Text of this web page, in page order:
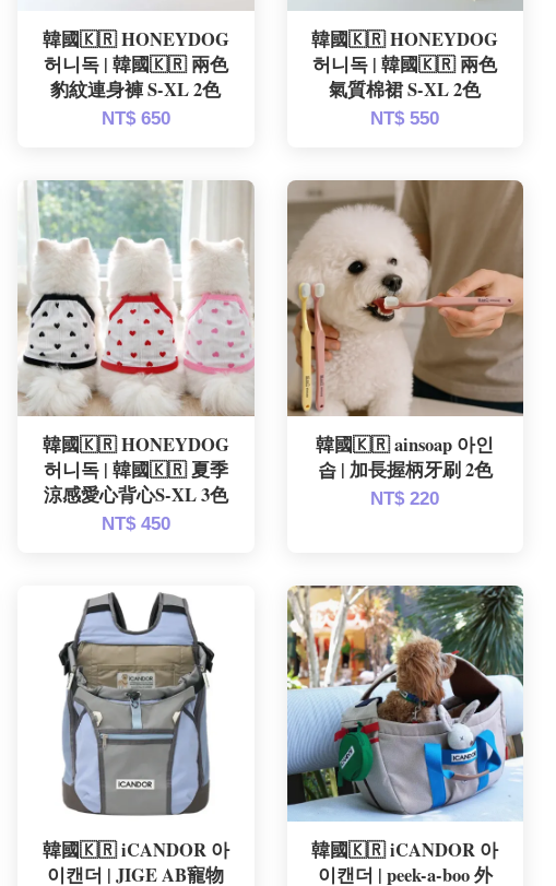
韓國🇰🇷 HONEYDOG
허니독 | 韓國🇰🇷 兩色
豹紋連身褲 S-XL 2色
NT$ 650
韓國🇰🇷 HONEYDOG
허니독 | 韓國🇰🇷 兩色
氣質棉裙 S-XL 2色
NT$ 550
韓國🇰🇷 HONEYDOG
허니독 | 韓國🇰🇷 夏季
涼感愛心背心S-XL 3色
NT$ 450
韓國🇰🇷 ainsoap 아인
솝 | 加長握柄牙刷 2色
NT$ 220
韓國🇰🇷 iCANDOR 아
이캔더 | JIGE AB寵物
韓國🇰🇷 iCANDOR 아
이캔더 | peek-a-boo 外